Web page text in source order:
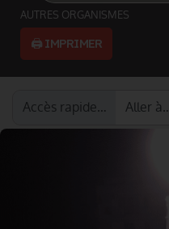
AUTRES ORGANISMES
🖨️ IMPRIMER
Accès rapide…